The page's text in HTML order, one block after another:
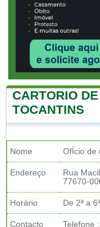
CARTORIO
TOCANTINS
Nome OfÍcio de
Endereço
Rua
77670-
Horário De 2ª a
Contacto Telefone